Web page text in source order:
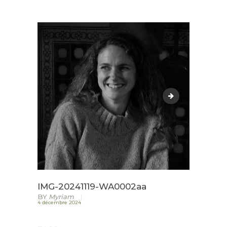
ACCUEIL
LURZAINDIA
NOUS SOUTENIR!
ACTU / BLOG
CONTACT
CaptureMP
IMG-20241119-WA0002aa
BY Myriam
4 décembre 2024